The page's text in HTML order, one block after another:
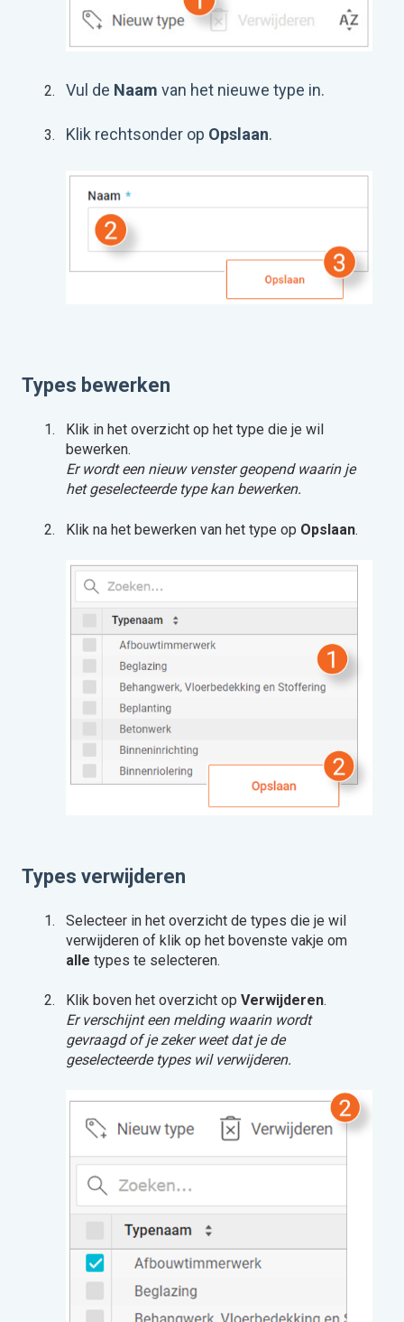
Vul de Naam van het nieuwe type in.
Klik rechtsonder op Opslaan.
Types bewerken
Klik in het overzicht op het type die je wil
bewerken.
Er wordt een nieuw venster geopend waarin je
het geselecteerde type kan bewerken.
Klik na het bewerken van het type op Opslaan.
Types verwijderen
Selecteer in het overzicht de types die je wil
verwijderen of klik op het bovenste vakje om
alle types te selecteren.
Klik boven het overzicht op Verwijderen.
Er verschijnt een melding waarin wordt
gevraagd of je zeker weet dat je de
geselecteerde types wil verwijderen.